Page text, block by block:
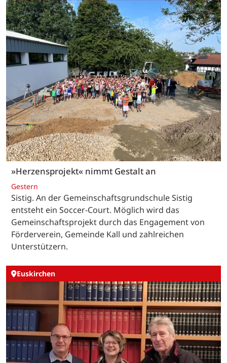
»Herzensprojekt« nimmt Gestalt an
Gestern
Sistig. An der Gemeinschaftsgrundschule Sistig
entsteht ein Soccer-Court. Möglich wird das
Gemeinschaftsprojekt durch das Engagement von
Förderverein, Gemeinde Kall und zahlreichen
Unterstützern.
Euskirchen